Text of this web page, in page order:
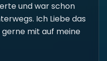
und war schon
Ich Liebe das
gerne mit auf meine